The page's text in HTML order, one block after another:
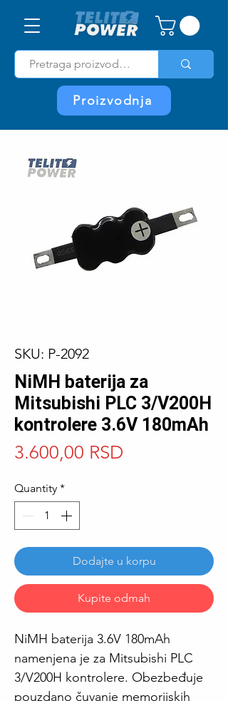
Proizvodnja
SKU: P-2092
NiMH baterija za
Mitsubishi PLC 3/V200H
kontrolere 3.6V 180mAh
3.600,00 RSD
Quantity *
Dodajte u korpu
Kupite odmah
NiMH baterija 3.6V 180mAh
namenjena je za Mitsubishi PLC
3/V200H kontrolere. Obezbeđuje
pouzdano čuvanje memorijskih